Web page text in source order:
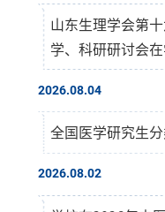
山东生理学会第
学、科研研讨会
2026.08.04
全国医学研究生
2026.08.02